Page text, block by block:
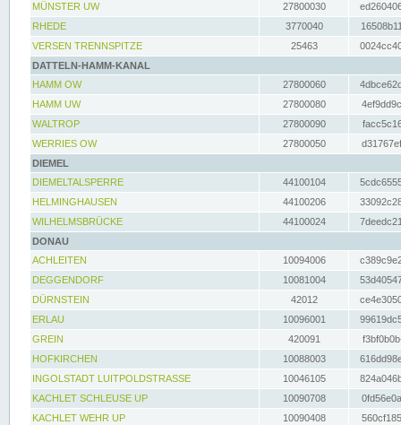
MÜNSTER UW
27800030
RHEDE
3770040
VERSEN TRENNSPITZE
25463
DATTELN-HAMM-KANAL
HAMM OW
27800060
HAMM UW
27800080
WALTROP
27800090
WERRIES OW
27800050
DIEMEL
DIEMELTALSPERRE
44100104
HELMINGHAUSEN
44100206
WILHELMSBRÜCKE
44100024
DONAU
ACHLEITEN
10094006
DEGGENDORF
10081004
DÜRNSTEIN
42012
ERLAU
10096001
GREIN
420091
HOFKIRCHEN
10088003
INGOLSTADT LUITPOLDSTRASSE
10046105
KACHLET SCHLEUSE UP
10090708
KACHLET WEHR UP
10090408